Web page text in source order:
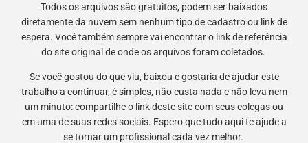
Todos os arquivos são gratuitos, podem ser baixados
diretamente da nuvem sem nenhum tipo de cadastro ou link de
espera. Você também sempre vai encontrar o link de referência
do site original de onde os arquivos foram coletados.
Se você gostou do que viu, baixou e gostaria de ajudar este
trabalho a continuar, é simples, não custa nada e não leva nem
um minuto: compartilhe o link deste site com seus colegas ou
em uma de suas redes sociais. Espero que tudo aqui te ajude a
se tornar um profissional cada vez melhor.